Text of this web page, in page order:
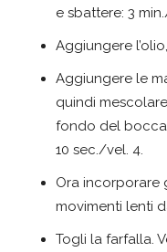
e sbattere: 3
Aggiungere
Aggiungere le
quindi
fondo del
10 sec./vel. 4.
Ora incorporare
movimenti lenti
Togli la farfalla.